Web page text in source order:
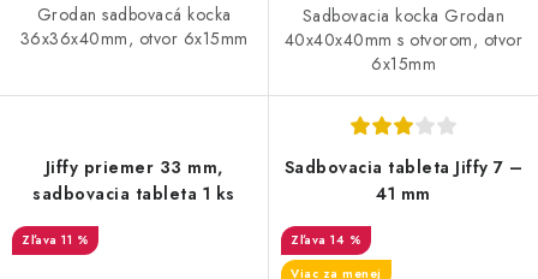
Grodan sadbovacá kocka
36x36x40mm, otvor 6x15mm
Sadbovacia kocka Grodan
40x40x40mm s otvorom, otvor
6x15mm
Jiffy priemer 33 mm,
sadbovacia tableta 1 ks
11 %
Sadbovacia tableta Jiffy 7 –
41 mm
14 %
Viac za menej